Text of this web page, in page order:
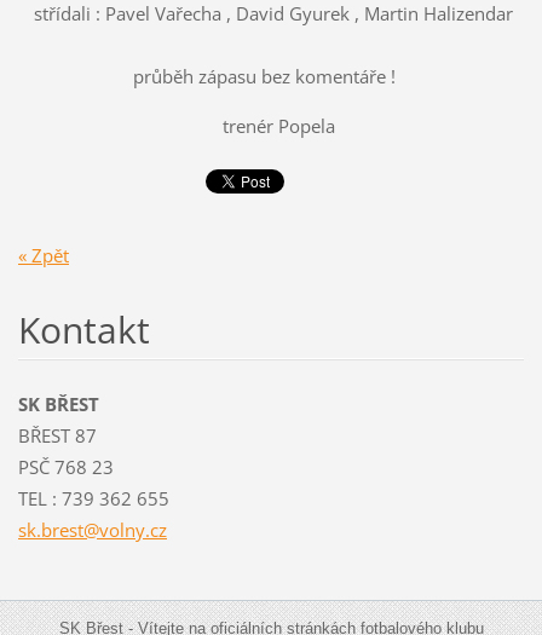
střídali : Pavel Vařecha , David Gyurek , Martin Halizendar
průběh zápasu bez komentáře !
trenér Popela
« Zpět
Kontakt
SK BŘEST
BŘEST 87
PSČ 768 23
TEL : 739 362 655
sk.brest@volny.cz
SK Břest - Vítejte na oficiálních stránkách fotbalového klubu